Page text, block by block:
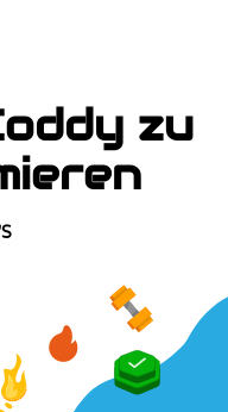
zu